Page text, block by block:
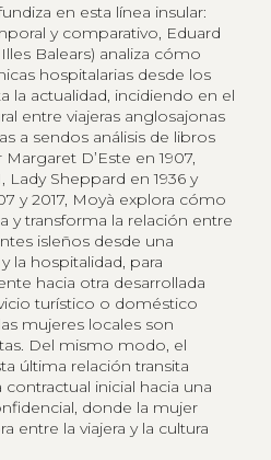
en esta línea insular:
y comparativo, Eduard
Balears) analiza cómo
hospitalarias desde los
la actualidad, incidiendo en el
entre viajeras anglosajonas
a sendos análisis de libros
D’Este en 1907,
Lady Sheppard en 1936 y
y 2017, Moyà explora cómo
y transforma la relación entre
isleños desde una
la hospitalidad, para
hacia otra desarrollada
turístico o doméstico
mujeres locales son
Del mismo modo, el
última relación transita
inicial hacia una
donde la mujer
entre la viajera y la cultura